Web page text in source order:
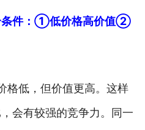
条件：①低价格高价值②
格低，但价值更高。这样
会有较强的竞争力。同一